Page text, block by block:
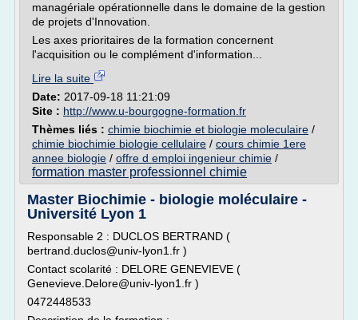
managériale opérationnelle dans le domaine de la gestion
de projets d'Innovation.
Les axes prioritaires de la formation concernent
l'acquisition ou le complément d'information...
Lire la suite
Date: 2017-09-18 11:21:09
Site : http://www.u-bourgogne-formation.fr
Thèmes liés : chimie biochimie et biologie moleculaire /
chimie biochimie biologie cellulaire / cours chimie 1ere
annee biologie / offre d emploi ingenieur chimie /
formation master professionnel chimie
Master Biochimie - biologie moléculaire -
Université Lyon 1
Responsable 2 : DUCLOS BERTRAND (
bertrand.duclos@univ-lyon1.fr )
Contact scolarité : DELORE GENEVIEVE (
Genevieve.Delore@univ-lyon1.fr )
0472448533